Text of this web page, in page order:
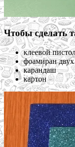
Чтобы сделать
клеевой
фоамиран
карандаш
картон